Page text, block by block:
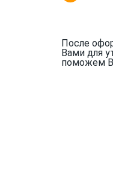
После
Вами для
поможем